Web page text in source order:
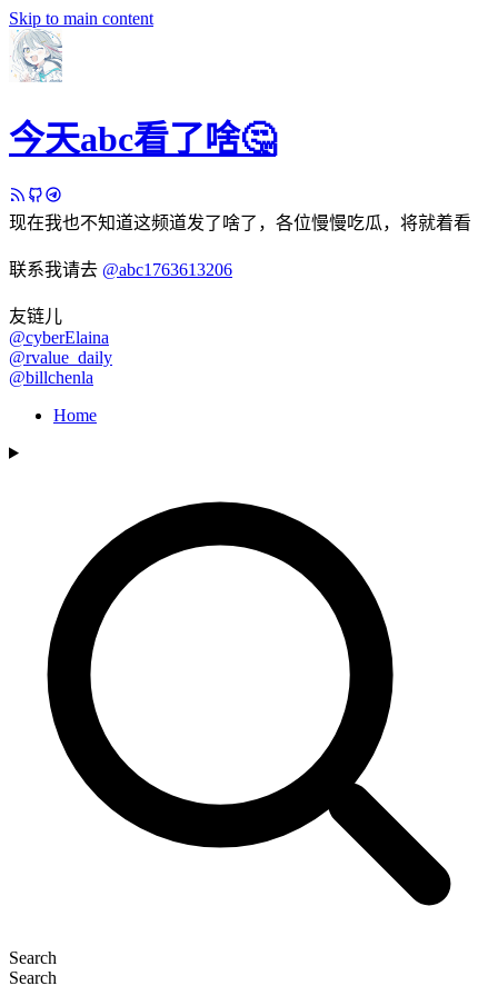
Skip to main content
今天abc看了啥🤔
现在我也不知道这频道发了啥了，各位慢慢吃瓜，将就着看
联系我请去 @abc1763613206
友链儿
@cyberElaina
@rvalue_daily
@billchenla
Home
Search
Search